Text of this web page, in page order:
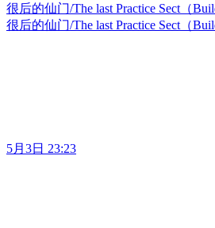
很后的仙门/The last Practice Sect（
很后的仙门/The last Practice Sect（
5月3日 23:23